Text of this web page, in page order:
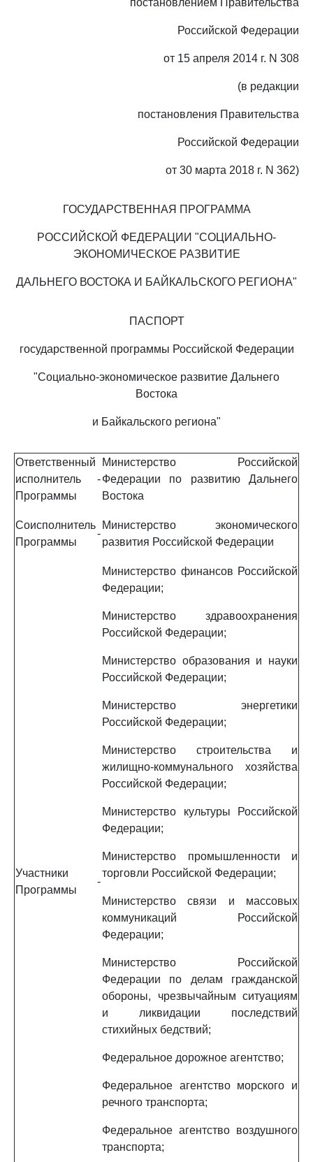
постановлением Правительства
Российской Федерации
от 15 апреля 2014 г. N 308
(в редакции
постановления Правительства
Российской Федерации
от 30 марта 2018 г. N 362)
ГОСУДАРСТВЕННАЯ ПРОГРАММА
РОССИЙСКОЙ ФЕДЕРАЦИИ "СОЦИАЛЬНО-
ЭКОНОМИЧЕСКОЕ РАЗВИТИЕ
ДАЛЬНЕГО ВОСТОКА И БАЙКАЛЬСКОГО РЕГИОНА"
ПАСПОРТ
государственной программы Российской Федерации
"Социально-экономическое развитие Дальнего
Востока
и Байкальского региона"
Ответственный
исполнитель
Программы
-
Министерство Российской
Федерации по развитию Дальнего
Востока
Соисполнитель
Программы
-
Министерство экономического
развития Российской Федерации
Участники
Программы
-
Министерство финансов Российской
Федерации;
Министерство здравоохранения
Российской Федерации;
Министерство образования и науки
Российской Федерации;
Министерство энергетики
Российской Федерации;
Министерство строительства и
жилищно-коммунального хозяйства
Российской Федерации;
Министерство культуры Российской
Федерации;
Министерство промышленности и
торговли Российской Федерации;
Министерство связи и массовых
коммуникаций Российской
Федерации;
Министерство Российской
Федерации по делам гражданской
обороны, чрезвычайным ситуациям
и ликвидации последствий
стихийных бедствий;
Федеральное дорожное агентство;
Федеральное агентство морского и
речного транспорта;
Федеральное агентство воздушного
транспорта;